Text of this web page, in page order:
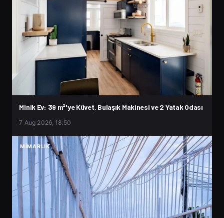
Minik Ev: 39 m²'ye Küvet, Bulaşık Makinesi ve 2 Yatak Odası
7 Aug 2026, 18:50
MIMARLIK